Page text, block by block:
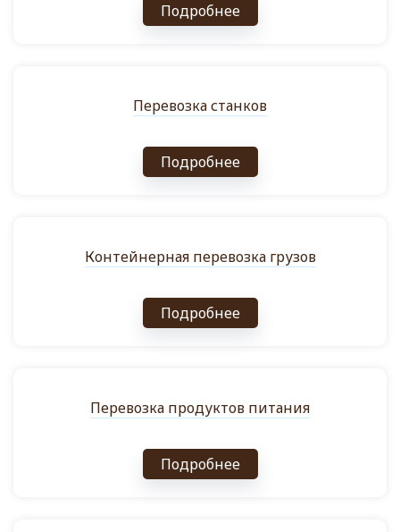
Подробнее
Перевозка станков
Подробнее
Контейнерная перевозка грузов
Подробнее
Перевозка продуктов питания
Подробнее